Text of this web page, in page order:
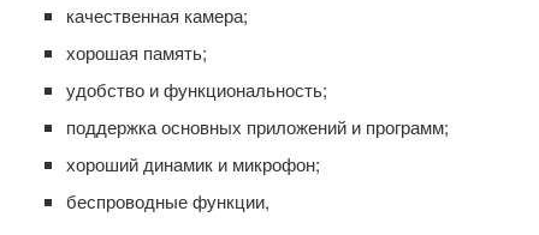
качественная камера;
хорошая память;
удобство и функциональность;
поддержка основных приложений и программ;
хороший динамик и микрофон;
беспроводные функции,